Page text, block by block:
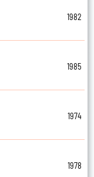
1982
1985
1974
1978